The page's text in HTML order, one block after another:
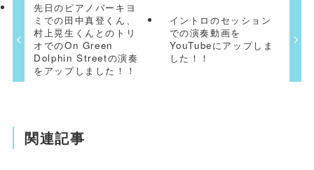
先日のピアノバーキヨ
ミでの田中真登くん、
村上晃生くんとのトリ
オでのOn Green
Dolphin Streetの演奏
をアップしました！！
イントロのセッション
での演奏動画を
YouTubeにアップしま
した！！
関連記事